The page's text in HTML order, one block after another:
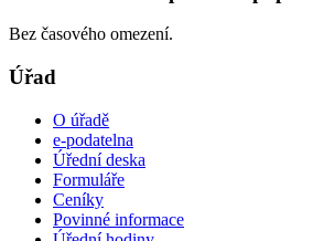
Bez časového omezení.
Úřad
O úřadě
e-podatelna
Úřední deska
Formuláře
Ceníky
Povinné informace